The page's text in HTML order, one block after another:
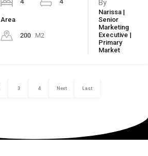
Area
200 M2
By
Narissa |
Senior
Marketing
Executive |
Primary
Market
3 4 Next Last